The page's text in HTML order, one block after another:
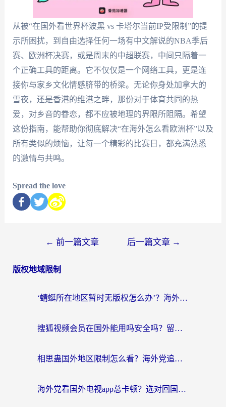
从被“在国外看世界杯波黑 vs 卡塔尔当前IP受限制”的提
示所困扰，到自由选择任何一场有中文解说的NBA季后
赛、欧洲杯决赛，或是周末的中超联赛，中间只隔着一
个正确工具的距离。它不仅仅是一个网络工具，更是连
接你与家乡文化情感脐带的桥梁。无论你身处加拿大的
雪夜，还是香港的维港之畔，那份对于体育共同的热
爱，对乡音的眷恋，都不应被地理的界限所阻隔。希望
这份指南，能帮助你彻底解决“在海外怎么看欧洲杯”以及
所有类似的烦恼，让每一个精彩的比赛日，都充满熟悉
的激情与共鸣。
Spread the love
← 前一篇文章 后一篇文章 →
版权地域限制
‘蜻蜓所在地区暂时无版权怎么办’？海外党看国内内容、办国内事的实用指南
搜狐视频会员在国外能用吗安全吗？留学生亲测有效的回国观影解决方案
相思蛊国外地区限制怎么看？海外党追剧听歌的终极解决方案
海外党看国外电视app总卡顿？选对回国加速器，追剧购物两不误